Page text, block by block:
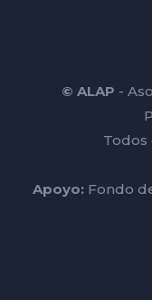
© ALAP -
Todos
Apoyo:Fondo